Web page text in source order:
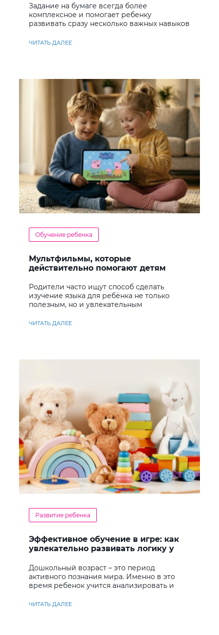
Задание на бумаге всегда более
комплексное и помогает ребенку
развивать сразу несколько важных навыков
ЧИТАТЬ ДАЛЕЕ
Обучение ребенка
Мультфильмы, которые
действительно помогают детям
Родители часто ищут способ сделать
изучение языка для ребёнка не только
полезным, но и увлекательным
ЧИТАТЬ ДАЛЕЕ
Развитие ребенка
Эффективное обучение в игре: как
увлекательно развивать логику у
Дошкольный возраст – это период
активного познания мира. Именно в это
время ребенок учится анализировать и
ЧИТАТЬ ДАЛЕЕ